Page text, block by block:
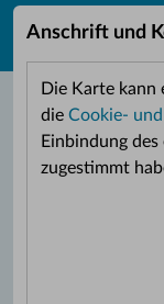
Anschrift und
Die Karte kann
die Cookie-
Einbindung
zugestimmt